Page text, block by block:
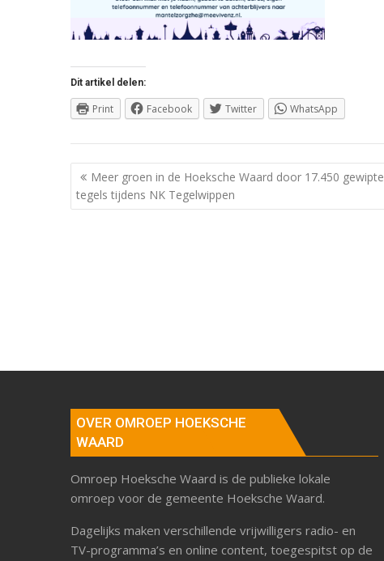
Dit artikel delen:
Print Facebook Twitter WhatsApp
Berichtnavigatie
Meer groen in de Hoeksche Waard door 17.450 gewipte
tegels tijdens NK Tegelwippen
OVER OMROEP HOEKSCHE
WAARD
Omroep Hoeksche Waard is de publieke lokale
omroep voor de gemeente Hoeksche Waard.
Dagelijks maken verschillende vrijwilligers radio- en
TV-programma’s en online content, toegespitst op de